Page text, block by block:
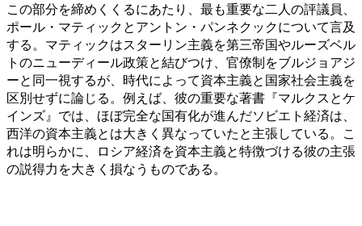
この部分を締めくくるにあたり、最も重要な二人の評議員、
ポール・マティックとアントン・パンネクックについて言及
する。マティックはスターリン主義を第三帝国やルーズベル
トのニューディール政策と結びつけ、官僚制をブルジョアジ
ーと同一視するが、時代によって資本主義と国家社会主義を
区別せずに論じる。例えば、彼の重要な著書『マルクスとケ
インズ』では、ほぼ完全な国有化が進んだソビエト経済は、
西洋の資本主義とは大きく異なっていたと主張している。こ
れは明らかに、ロシア経済を資本主義と特徴づける彼の主張
の説得力を大きく損なうものである。